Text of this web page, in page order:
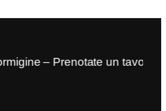
– Prenotate un tavolo